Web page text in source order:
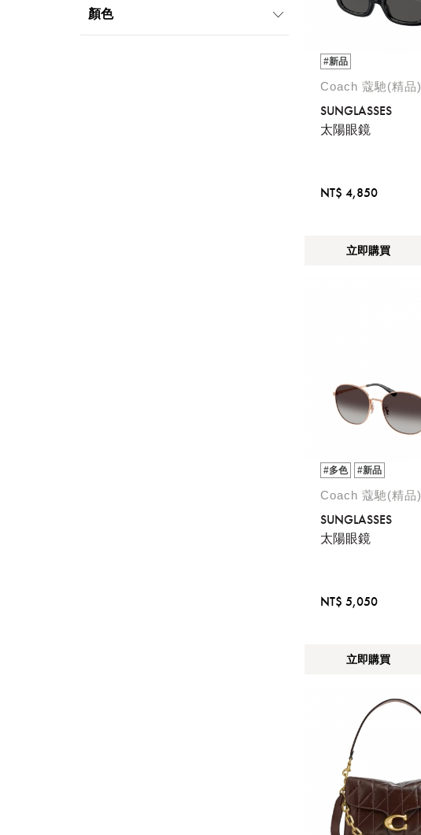
2000元-4999元
顏色
#新品
Coach 蔻馳(精品)
SUNGLASSES
太陽眼鏡
NT$ 4,850
立即購買
#多色 #新品
Coach 蔻馳(精品)
SUNGLASSES
太陽眼鏡
NT$ 5,050
立即購買